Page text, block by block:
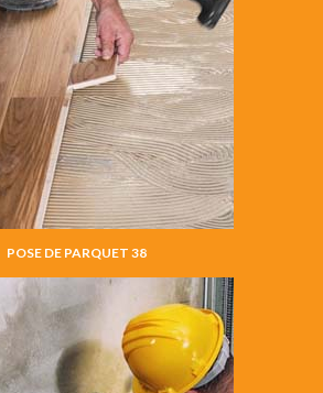
POSE DE PARQUET 38